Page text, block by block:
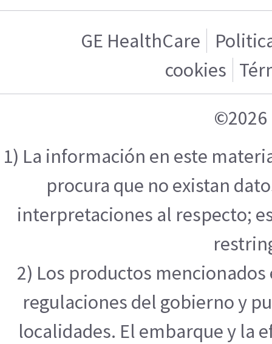
GE HealthCare
cookies
©2026
1) La información en este
procura que no existan
interpretaciones al respecto;
2) Los productos
regulaciones del gobierno y
localidades. El embarque y la